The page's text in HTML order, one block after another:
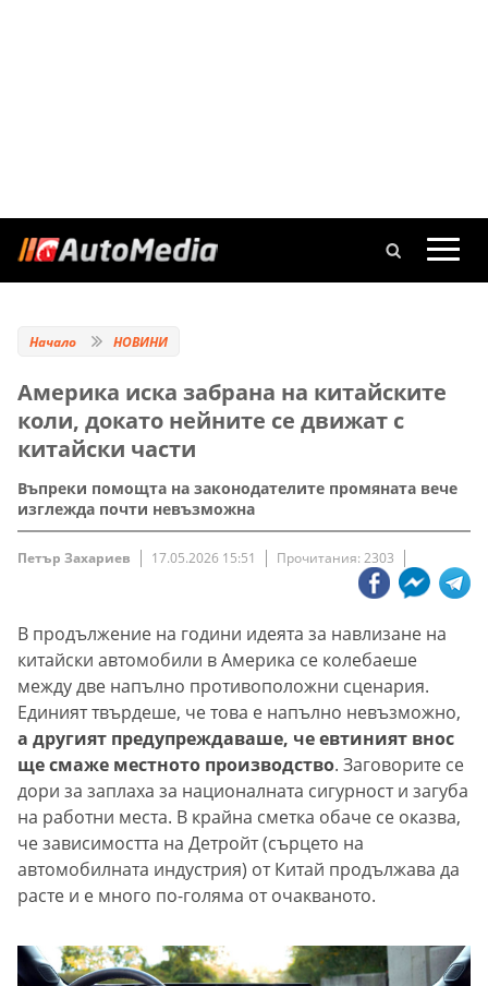
Начало НОВИНИ
Америка иска забрана на китайските
коли, докато нейните се движат с
китайски части
Въпреки помощта на законодателите промяната вече
изглежда почти невъзможна
Петър Захариев 17.05.2026 15:51 Прочитания: 2303
В продължение на години идеята за навлизане на
китайски автомобили в Америка се колебаеше
между две напълно противоположни сценария.
Единият твърдеше, че това е напълно невъзможно,
а другият предупреждаваше, че евтиният внос
ще смаже местното производство. Заговорите се
дори за заплаха за националната сигурност и загуба
на работни места. В крайна сметка обаче се оказва,
че зависимостта на Детройт (сърцето на
автомобилната индустрия) от Китай продължава да
расте и е много по-голяма от очакваното.